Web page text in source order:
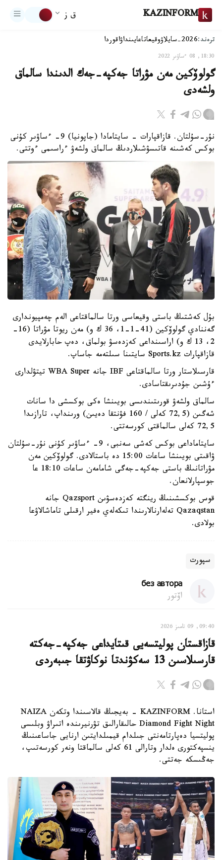
KAZINFORM ق ز
ترەند:2026-سايلاۋ وقيعاتاعايىنداۋاقوردا
18:30, 08 ءساۋىر 2022
گولوۆكين مەن مۋراتا جەكپە-جەك الدىندا سالماق
ولشەدى
نۇر-سۇلتان. قازاقپارات - سايتامادا (جاپونيا) 9- ءساۋىر كۇنى
بوكس كەشىنە قاتىسۋشىلاردىڭ سالماق ولشەۋ ءراسىمى ءوتتى.
بۇل كەشتىڭ باستى وقيعاسى ورتا سالماقتاعى الەم چەمپيوندارى
گەننادي گولوۆكين (41-1-1، 36 ك و) مەن ريوتا مۋراتا (16-
2، 13 ك و) اراسىنداعى كەزدەسۋ بولماق، دەپ حابارلايدى
قازاقپارات Sports.kz سايتىنا سىلتەمە جاساپ.
قارسىلاستار ورتا سالماقتاعى IBF جانە WBA Super تيتۋلدارى
ءۇشىن جۇدىرىقتاسادى.
سالماق ولشەۋ قورىتىندىسى بويىنشا ەكى بوكسشى دا سانات
شەگىن (72,5 كەلى / 160 فۋنتقا دەيىن) ورىنداپ، تارازىدا
72,5 كەلى سالماقتى كورسەتتى.
سايتاماداعى بوكس كەشى سەنبى، 9- ءساۋىر كۇنى نۇر-سۇلتان
ۋاقىتى بويىنشا ساعات 15:00 دە باستالادى. گولوۆكين مەن
مۋراتانىڭ باستى جەكپە-جەگى شامامەن ساعات 18:10 عا
جوسپارلانعان.
قوس بوكسشىنىڭ رينگتە كەزدەسۋىن Qazsport جانە
Qazaqstan تەلەارنالارىندا تىكەلەي ەفير ارقىلى تاماشالاۋعا
بولادى.
سپورت
без автора
اۆتور
09:40, 09 تامىز 2026
قازاقستان پوليتسەيى قىتايداعى جەكپە-جەكتە
قارسىلاسىن 13 سەكۋندتا نوكاۋتقا جىبەردى
استانا. KAZINFORM - بەيجىڭ قالاسىندا وتكەن NAIZA
Diamond Fight Night حالىقارالىق تۋرنيرىندە اتىراۋ وبلىسى
پوليتسيا دەپارتامەنتى جىلدام قيمىلدايتىن ارنايى جاساعىنىڭ
ينسپەكتورى ەلدار وتارالى 61 كەلى سالماقتا ونەر كورسەتىپ،
جەڭىسكە جەتتى.